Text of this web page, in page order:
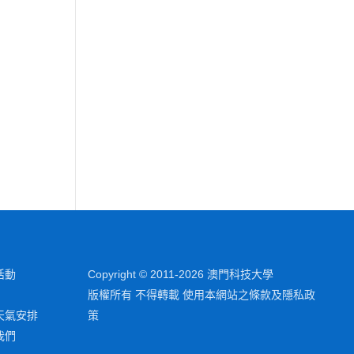
動
氣安排
們
Copyright © 2011-2026 澳門科技大學
版權所有 不得轉載 使用本網站之條款及隱私政
策